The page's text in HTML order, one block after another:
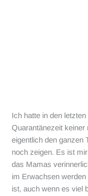
Ich hatte in den
Quarantänezeit keiner
eigentlich den ganzen
noch zeigen. Es ist
das Mamas
im Erwachsen
ist, auch wenn es viel